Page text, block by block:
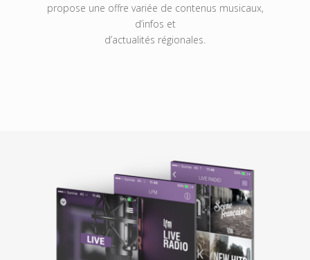
propose une offre variée de contenus musicaux,
d’infos et
d’actualités régionales.